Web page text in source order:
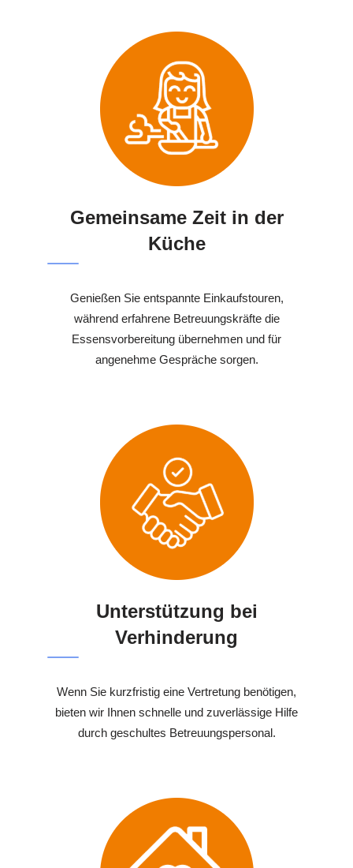
Gemeinsame Zeit in der
Küche
Genießen Sie entspannte Einkaufstouren,
während erfahrene Betreuungskräfte die
Essensvorbereitung übernehmen und für
angenehme Gespräche sorgen.
Unterstützung bei
Verhinderung
Wenn Sie kurzfristig eine Vertretung benötigen,
bieten wir Ihnen schnelle und zuverlässige Hilfe
durch geschultes Betreuungspersonal.